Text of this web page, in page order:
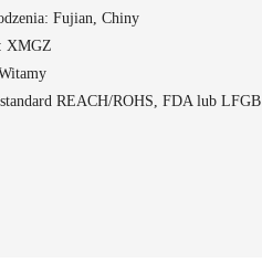
Fujian, Chiny
XMGZ
REACH/ROHS, FDA lub LFGB